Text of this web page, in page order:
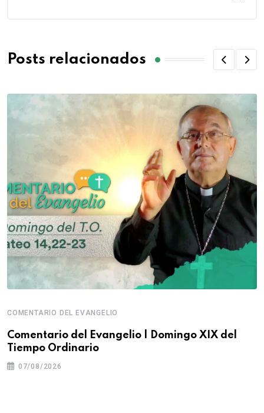
Posts relacionados
COMENTARIO DEL EVANGELIO
Comentario del Evangelio | Domingo XIX del
Tiempo Ordinario
07/08/2026